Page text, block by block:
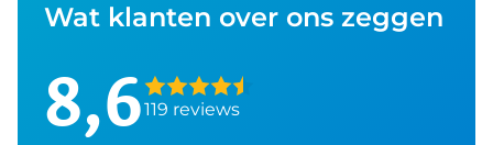
Wat klanten over ons zeggen
8,6119 reviews